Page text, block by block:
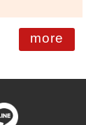
more